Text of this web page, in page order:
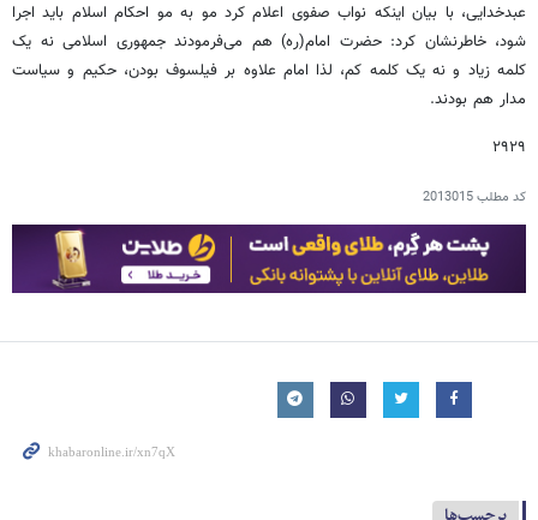
عبدخدایی، با بیان اینکه نواب صفوی اعلام کرد مو به مو احکام اسلام باید اجرا
شود، خاطرنشان کرد: حضرت امام(ره) هم می‌فرمودند جمهوری اسلامی نه یک
کلمه زیاد و نه یک کلمه کم، لذا امام علاوه بر فیلسوف بودن، حکیم و سیاست
مدار هم بودند.
۲۹۲۹
کد مطلب2013015